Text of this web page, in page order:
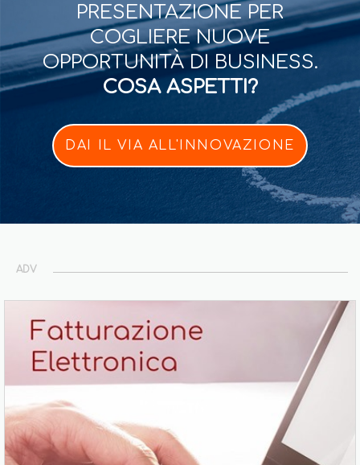
PRESENTAZIONE PER
COGLIERE NUOVE
OPPORTUNITÀ DI BUSINESS.
COSA ASPETTI?
DAI IL VIA ALL'INNOVAZIONE
ADV